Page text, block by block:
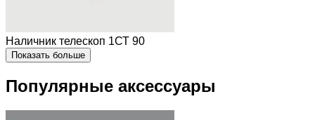
Наличник телескоп 1СТ 90
Показать больше
Популярные аксессуары